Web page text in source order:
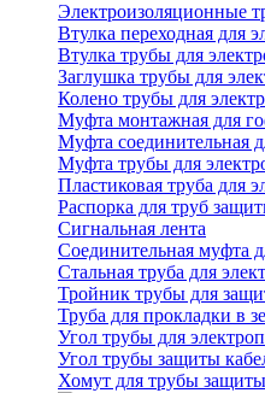
Электроизоляционные
Втулка переходная для
Втулка трубы для
Заглушка трубы для
Колено трубы для
Муфта монтажная для
Муфта соединительная
Муфта трубы для
Пластиковая труба для
Распорка для труб
Сигнальная лента
Соединительная муфта
Стальная труба для
Тройник трубы для
Труба для прокладки в
Угол трубы для
Угол трубы защиты
Хомут для трубы